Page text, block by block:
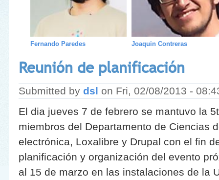
Fernando Paredes Joaquin Contreras
Reunión de planificación
Submitted by dsl on Fri, 02/08/2013 -
El dia jueves 7 de febrero se mantuvo la
miembros del Departamento de Ciencias
electrónica, Loxalibre y Drupal con el fin
planificación y organización del evento
al 15 de marzo en las instalaciones de la